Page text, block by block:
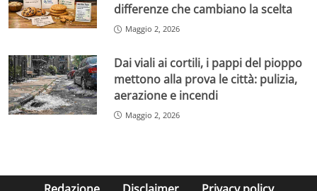
differenze che cambiano la scelta
Maggio 2, 2026
Dai viali ai cortili, i pappi del pioppo
mettono alla prova le città: pulizia,
aerazione e incendi
Maggio 2, 2026